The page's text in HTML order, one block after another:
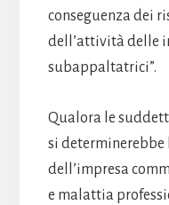
conseguenza dei
dell’attività delle
subappaltatrici”.
Qualora le
si
dell’impresa
e malattia